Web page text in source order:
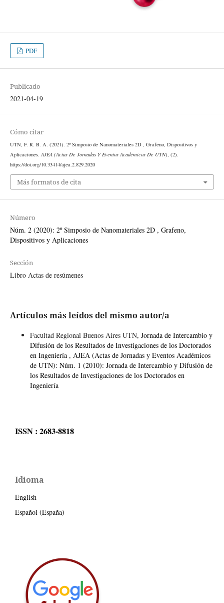
PDF
Publicado
2021-04-19
Cómo citar
UTN, F. R. B. A. (2021). 2º Simposio de Nanomateriales 2D , Grafeno, Dispositivos y
Aplicaciones. AJEA (Actas De Jornadas Y Eventos Académicos De UTN) , (2).
https://doi.org/10.33414/ajea.2.829.2020
Más formatos de cita
Número
Núm. 2 (2020): 2º Simposio de Nanomateriales 2D , Grafeno,
Dispositivos y Aplicaciones
Sección
Libro Actas de resúmenes
Artículos más leídos del mismo autor/a
Facultad Regional Buenos Aires UTN, Jornada de Intercambio y
Difusión de los Resultados de Investigaciones de los Doctorados
en Ingeniería , AJEA (Actas de Jornadas y Eventos Académicos
de UTN): Núm. 1 (2010): Jornada de Intercambio y Difusión de
los Resultados de Investigaciones de los Doctorados en
Ingeniería
ISSN : 2683-8818
Idioma
English
Español (España)